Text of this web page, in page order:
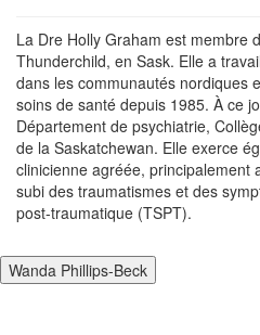
La Dre Holly Graham est membre
Thunderchild, en Sask. Elle a
dans les communautés nordiques
soins de santé depuis 1985. À ce
Département de psychiatrie,
de la Saskatchewan. Elle exerce
clinicienne agréée, principalement
subi des traumatismes et des
post-traumatique (TSPT).
Wanda Phillips-Beck